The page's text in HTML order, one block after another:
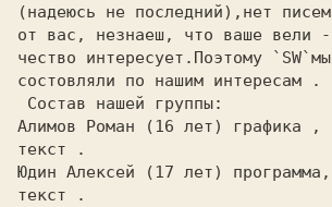
(надеюсь не последний),нет писем
от вас, незнaеш, что ваше вели -
чество интересует.Поэтому ` SW
состовляли по нашим интересам .
Состав нашей группы:
Aлимов Роман (16 лет) графика ,
текст .
Юдин Алексей (17 лет) программа,
текст .